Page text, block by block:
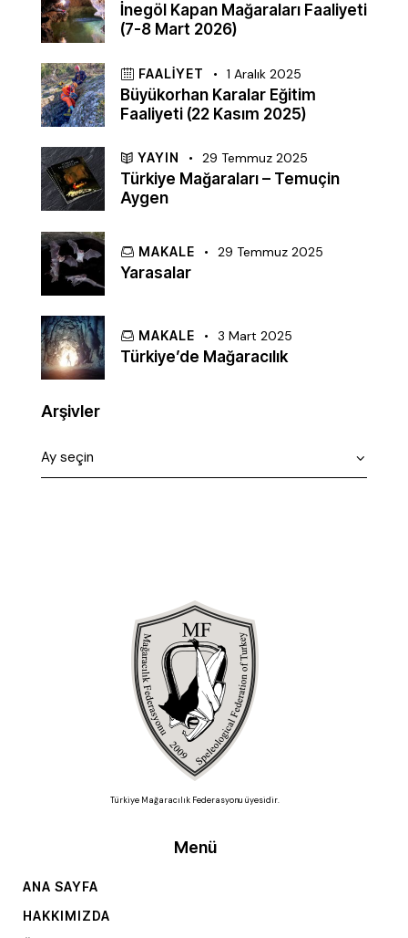
İnegöl Kapan Mağaraları Faaliyeti
(7-8 Mart 2026)
FAALIYET 1 Aralık 2025
Büyükorhan Karalar Eğitim
Faaliyeti (22 Kasım 2025)
YAYIN 29 Temmuz 2025
Türkiye Mağaraları – Temuçin
Aygen
MAKALE 29 Temmuz 2025
Yarasalar
MAKALE 3 Mart 2025
Türkiye’de Mağaracılık
Arşivler
Türkiye Mağaracılık Federasyonu üyesidir.
Menü
ANA SAYFA
HAKKIMIZDA